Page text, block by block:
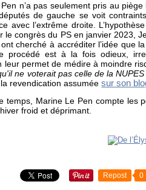
n’a pas seulement pris au
de gauche se voit
avec l’extrême droite.
le congrès du PS en janvier 2023,
cherché à accréditer l’idée que
procédé est à la fois odieux,
leur permet de médire à moindre
ne voterait pas celle de la NUPES
revendication assuméesur son
temps, Marine Le Pen compte les
froid et déprimant.
Repost 0